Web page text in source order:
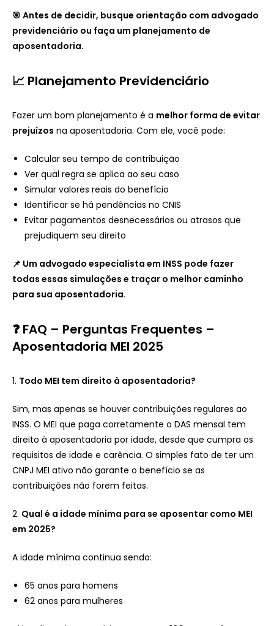
🎯 Antes de decidir, busque orientação com advogado
previdenciário ou faça um planejamento de
aposentadoria.
📈 Planejamento Previdenciário
Fazer um bom planejamento é a melhor forma de evitar
prejuízos na aposentadoria. Com ele, você pode:
Calcular seu tempo de contribuição
Ver qual regra se aplica ao seu caso
Simular valores reais do benefício
Identificar se há pendências no CNIS
Evitar pagamentos desnecessários ou atrasos que
prejudiquem seu direito
📌 Um advogado especialista em INSS pode fazer
todas essas simulações e traçar o melhor caminho
para sua aposentadoria.
❓ FAQ – Perguntas Frequentes –
Aposentadoria MEI 2025
1. Todo MEI tem direito à aposentadoria?
Sim, mas apenas se houver contribuições regulares ao
INSS. O MEI que paga corretamente o DAS mensal tem
direito à aposentadoria por idade, desde que cumpra os
requisitos de idade e carência. O simples fato de ter um
CNPJ MEI ativo não garante o benefício se as
contribuições não forem feitas.
2. Qual é a idade mínima para se aposentar como MEI
em 2025?
A idade mínima continua sendo:
65 anos para homens
62 anos para mulheres